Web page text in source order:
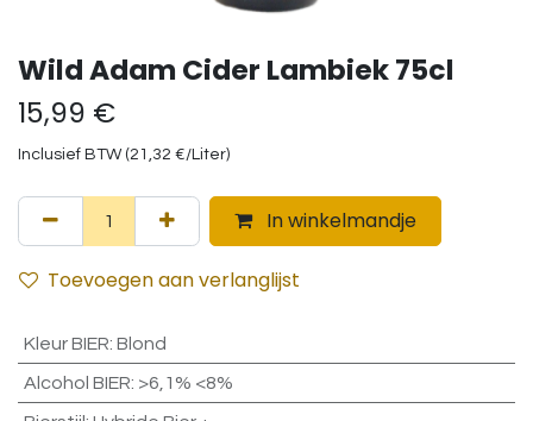
Wild Adam Cider Lambiek 75cl
15,99 €
Inclusief BTW (21,32 €/Liter)
In winkelmandje
Toevoegen aan verlanglijst
Kleur BIER: Blond
Alcohol BIER: >6,1% <8%